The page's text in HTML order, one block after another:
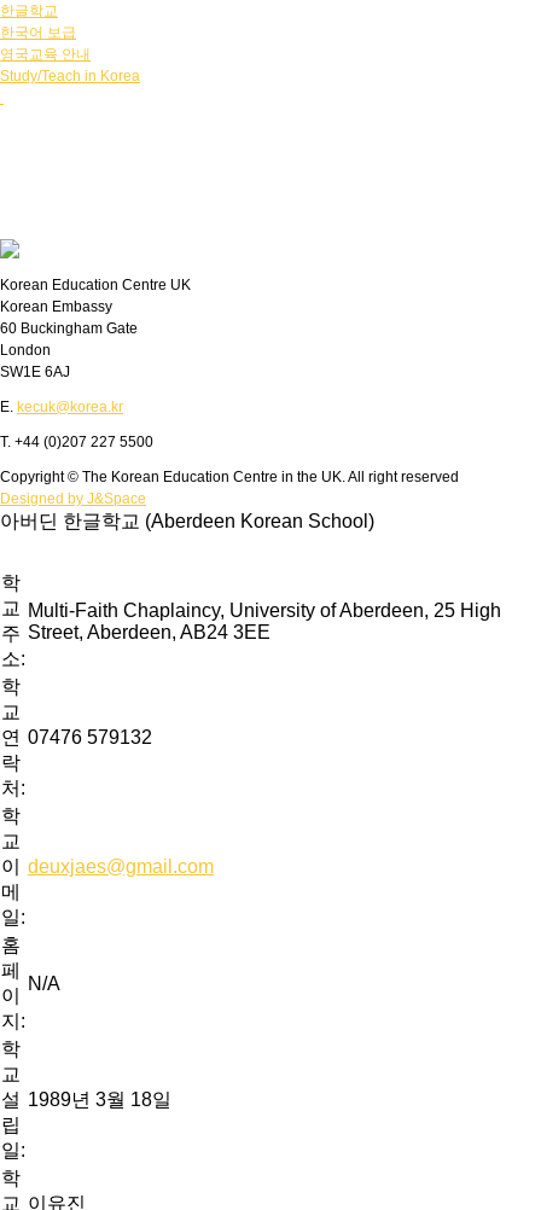
한글학교
한국어 보급
영국교육 안내
Study/Teach in Korea
Korean Education Centre UK
Korean Embassy
60 Buckingham Gate
London
SW1E 6AJ
E. kecuk@korea.kr
T. +44 (0)207 227 5500
Copyright © The Korean Education Centre in the UK. All right reserved
Designed by J&Space
아버딘 한글학교 (Aberdeen Korean School)
학
교
주
소:
Multi-Faith Chaplaincy, University of Aberdeen, 25 High
Street, Aberdeen, AB24 3EE
학
교
연
락
처:
07476 579132
학
교
이
메
일:
deuxjaes@gmail.com
홈
페
이
지:
N/A
학
교
설
립
일:
1989년 3월 18일
학
교 이유진